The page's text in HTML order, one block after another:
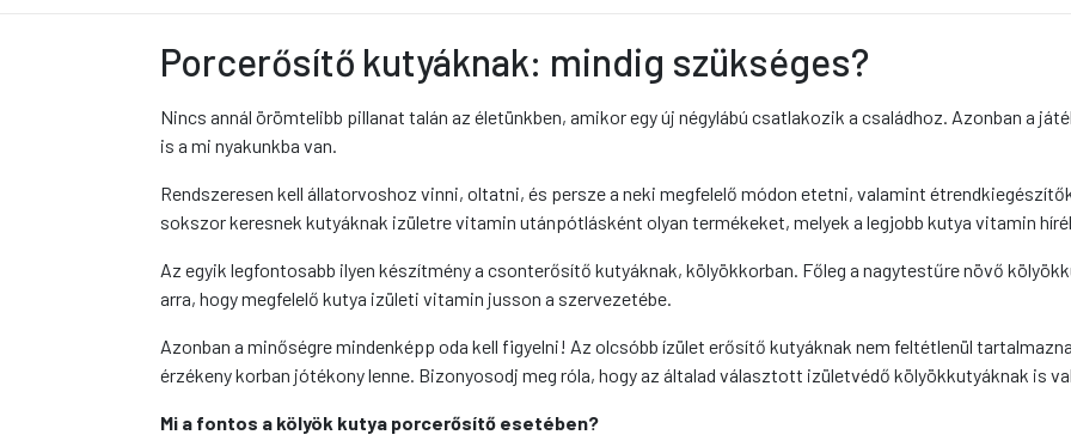
Porcerősítő kutyáknak: mindig szükséges?
Nincs annál örömtelibb pillanat talán az életünkben, amikor egy új négylábú csatlakozik a családhoz. Azonban a
is a mi nyakunkba van.
Rendszeresen kell állatorvoshoz vinni, oltatni, és persze a neki megfelelő módon etetni, valamint
sokszor keresnek kutyáknak izületre vitamin utánpótlásként olyan termékeket, melyek a legjobb kutya vitamin
Az egyik legfontosabb ilyen készítmény a csonterősítő kutyáknak, kölyökkorban. Főleg a nagytestűre növő
arra, hogy megfelelő kutya izületi vitamin jusson a szervezetébe.
Azonban a minőségre mindenképp oda kell figyelni! Az olcsóbb ízület erősítő kutyáknak nem feltétlenül
érzékeny korban jótékony lenne. Bizonyosodj meg róla, hogy az általad választott izületvédő kölyökkutyáknak is
Mi a fontos a kölyök kutya porcerősítő esetében?